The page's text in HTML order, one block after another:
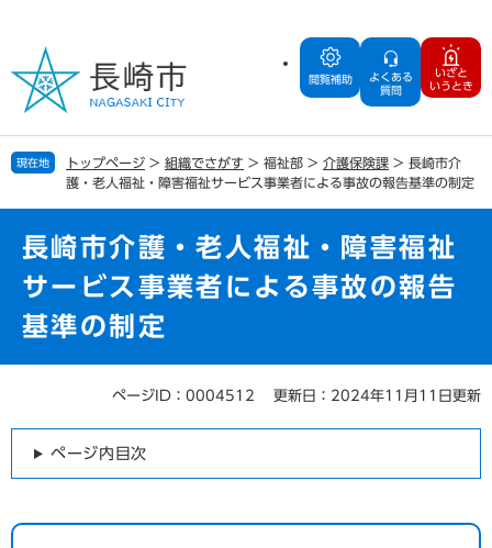
の
で
す
ー
ば
し
閲覧補助
よくある
質問
いざと
いうとき
現在地 トップページ > 組織でさがす > 福祉部 > 介護保険課 > 長崎市介
護・老人福祉・障害福祉サービス事業者による事故の報告基準の制定
長崎市介護・老人福祉・障害福祉
サービス事業者による事故の報告
基準の制定
ページID：0004512 更新日：2024年11月11日更新
ページ内目次